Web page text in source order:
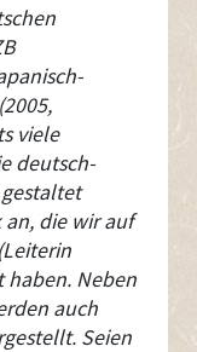
viele
deutsch-
die wir auf
haben. Neben
auch
Seien